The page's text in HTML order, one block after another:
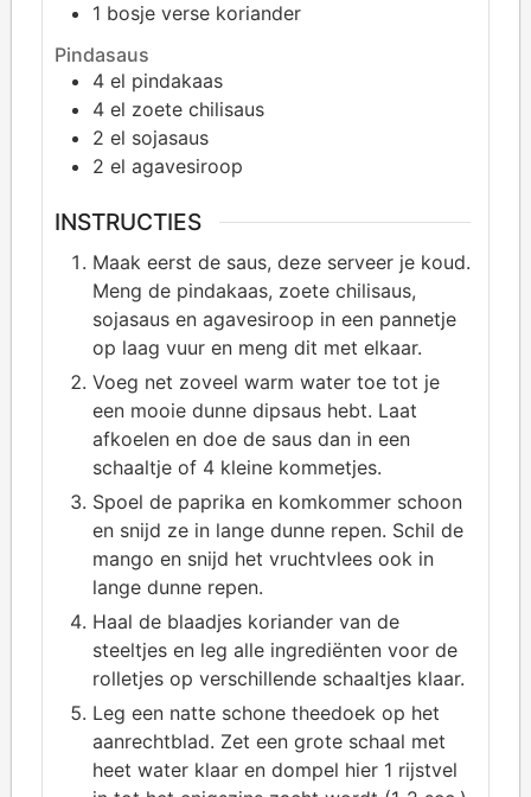
1 bosje verse koriander
Pindasaus
4 el pindakaas
4 el zoete chilisaus
2 el sojasaus
2 el agavesiroop
INSTRUCTIES
Maak eerst de saus, deze serveer je koud.
Meng de pindakaas, zoete chilisaus,
sojasaus en agavesiroop in een pannetje
op laag vuur en meng dit met elkaar.
Voeg net zoveel warm water toe tot je
een mooie dunne dipsaus hebt. Laat
afkoelen en doe de saus dan in een
schaaltje of 4 kleine kommetjes.
Spoel de paprika en komkommer schoon
en snijd ze in lange dunne repen. Schil de
mango en snijd het vruchtvlees ook in
lange dunne repen.
Haal de blaadjes koriander van de
steeltjes en leg alle ingrediënten voor de
rolletjes op verschillende schaaltjes klaar.
Leg een natte schone theedoek op het
aanrechtblad. Zet een grote schaal met
heet water klaar en dompel hier 1 rijstvel